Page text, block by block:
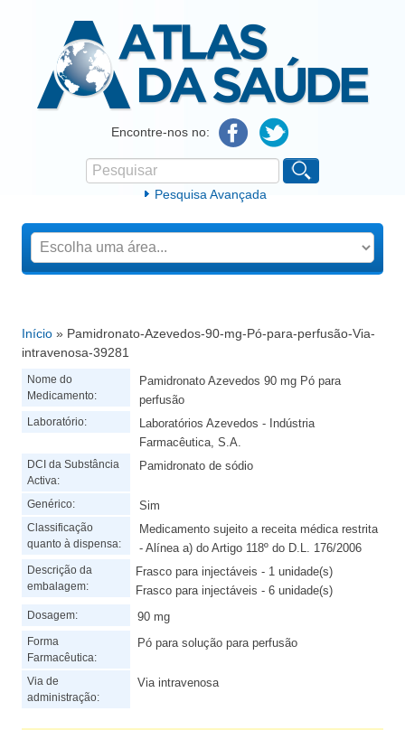
Atlas da SaúdeEncontre-nos no:
Formulário de procura
Pesquisar
Pesquisa Avançada
Está aqui
Início » Pamidronato-Azevedos-90-mg-Pó-para-perfusão-Via-
intravenosa-39281
Nome do
Medicamento:
Pamidronato Azevedos 90 mg Pó para
perfusão
Laboratório:
Laboratórios Azevedos - Indústria
Farmacêutica, S.A.
DCI da Substância
Activa:
Pamidronato de sódio
Genérico: Sim
Classificação
quanto à dispensa:
Medicamento sujeito a receita médica restrita
- Alínea a) do Artigo 118º do D.L. 176/2006
Descrição da
embalagem:
Frasco para injectáveis - 1 unidade(s)
Frasco para injectáveis - 6 unidade(s)
Dosagem: 90 mg
Forma
Farmacêutica:
Pó para solução para perfusão
Via de
administração:
Via intravenosa